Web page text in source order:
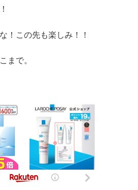
！この先も楽しみ！！
まで。